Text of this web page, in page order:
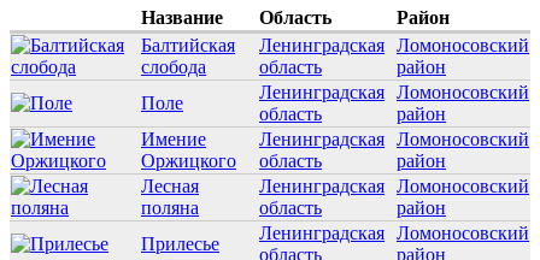
Название Область
Район
Балтийская
слобода
Ленинградская
область
Ломоносовский
район
Поле
Ленинградская
область
Ломоносовский
район
Имение
Оржицкого
Ленинградская
область
Ломоносовский
район
Лесная
поляна
Ленинградская
область
Ломоносовский
район
Прилесье
Ленинградская
область
Ломоносовский
район